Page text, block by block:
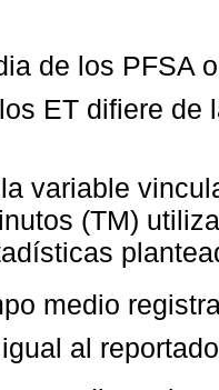
de los
ET difiere de
variable
(TM)
medio
al